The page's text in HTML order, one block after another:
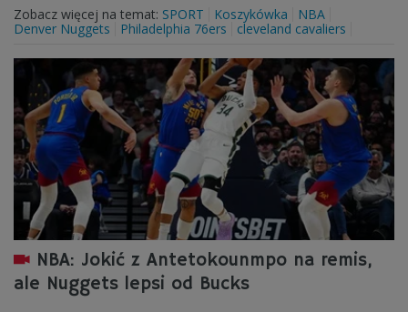
Zobacz więcej na temat: SPORT Koszykówka
NBA
Denver Nuggets
Philadelphia 76ers cleveland cavaliers
NBA: Jokić z Antetokounmpo na remis,
ale Nuggets lepsi od Bucks